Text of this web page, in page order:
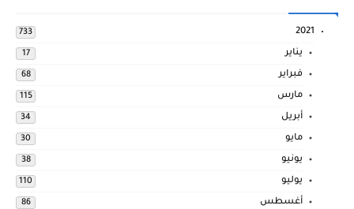
2021
733
يناير 17
فبراير 68
مارس 115
أبريل 34
مايو 30
يونيو 38
يوليو 110
أغسطس 86